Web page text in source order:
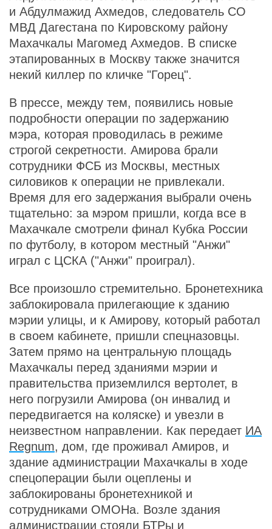
и Абдулмажид Ахмедов, следователь СО
МВД Дагестана по Кировскому району
Махачкалы Магомед Ахмедов. В списке
этапированных в Москву также значится
некий киллер по кличке "Горец".
В прессе, между тем, появились новые
подробности операции по задержанию
мэра, которая проводилась в режиме
строгой секретности. Амирова брали
сотрудники ФСБ из Москвы, местных
силовиков к операции не привлекали.
Время для его задержания выбрали очень
тщательно: за мэром пришли, когда все в
Махачкале смотрели финал Кубка России
по футболу, в котором местный "Анжи"
играл с ЦСКА ("Анжи" проиграл).
Все произошло стремительно. Бронетехника
заблокировала прилегающие к зданию
мэрии улицы, и к Амирову, который работал
в своем кабинете, пришли спецназовцы.
Затем прямо на центральную площадь
Махачкалы перед зданиями мэрии и
правительства приземлился вертолет, в
него погрузили Амирова (он инвалид и
передвигается на коляске) и увезли в
неизвестном направлении. Как передает ИА
Regnum, дом, где проживал Амиров, и
здание администрации Махачкалы в ходе
спецоперации были оцеплены и
заблокированы бронетехникой и
сотрудниками ОМОНа. Возле здания
администрации стояли БТРы и